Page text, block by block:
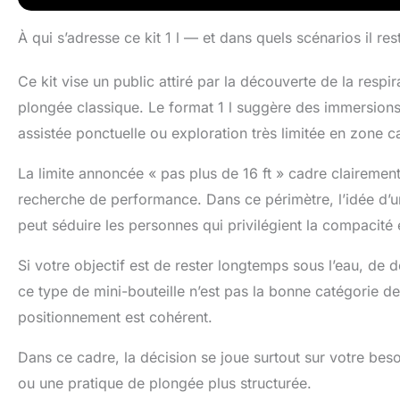
compresseurs
aéronautique
orifice de
soupape
capacité de
régulateur et
simple. Sous
avion lorsque
ensemble A
séparée du
À qui s’adresse ce kit 1 l — et dans quels scénarios il
Ce kit vise un public attiré par la découverte de la
plongée classique. Le format 1 l suggère des
assistée ponctuelle ou exploration très limitée en zone
La limite annoncée « pas plus de 16 ft » cadre
recherche de performance. Dans ce périmètre, l’idée
peut séduire les personnes qui privilégient la
Si votre objectif est de rester longtemps sous l’eau, de
ce type de mini-bouteille n’est pas la bonne catégorie
positionnement est cohérent.
Dans ce cadre, la décision se joue surtout sur votre
ou une pratique de plongée plus structurée.